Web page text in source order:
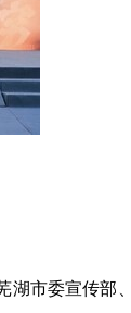
湖市委宣传部